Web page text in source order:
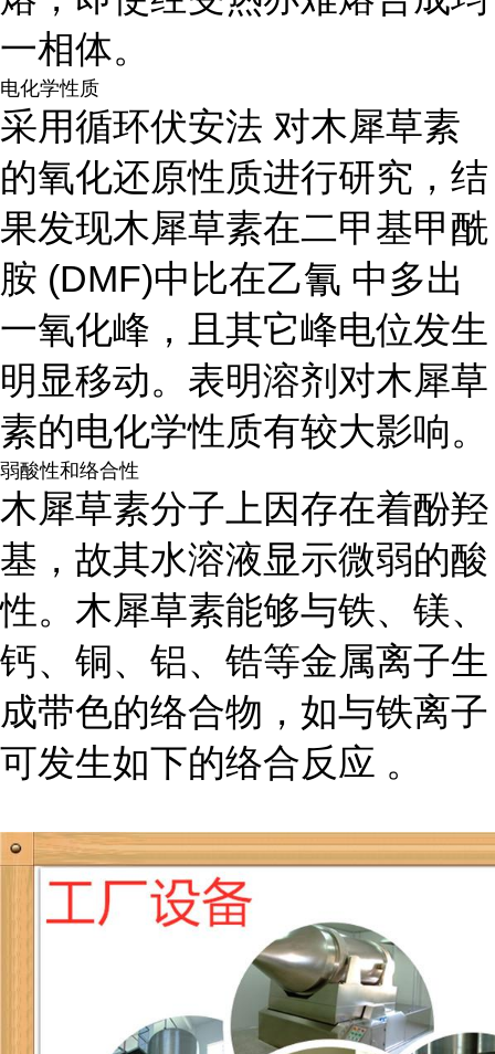
一相体。
电化学性质
采用循环伏安法 对木犀草素
的氧化还原性质进行研究，结
果发现木犀草素在二甲基甲酰
胺 (DMF)中比在乙氰 中多出
一氧化峰，且其它峰电位发生
明显移动。表明溶剂对木犀草
素的电化学性质有较大影响。
弱酸性和络合性
木犀草素分子上因存在着酚羟
基，故其水溶液显示微弱的酸
性。木犀草素能够与铁、镁、
钙、铜、铝、锆等金属离子生
成带色的络合物，如与铁离子
可发生如下的络合反应 。